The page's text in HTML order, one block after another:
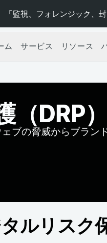
監視、フォレンジック、
ム サービス リソース
（DRP
ブの脅威からブラン
ルリスク